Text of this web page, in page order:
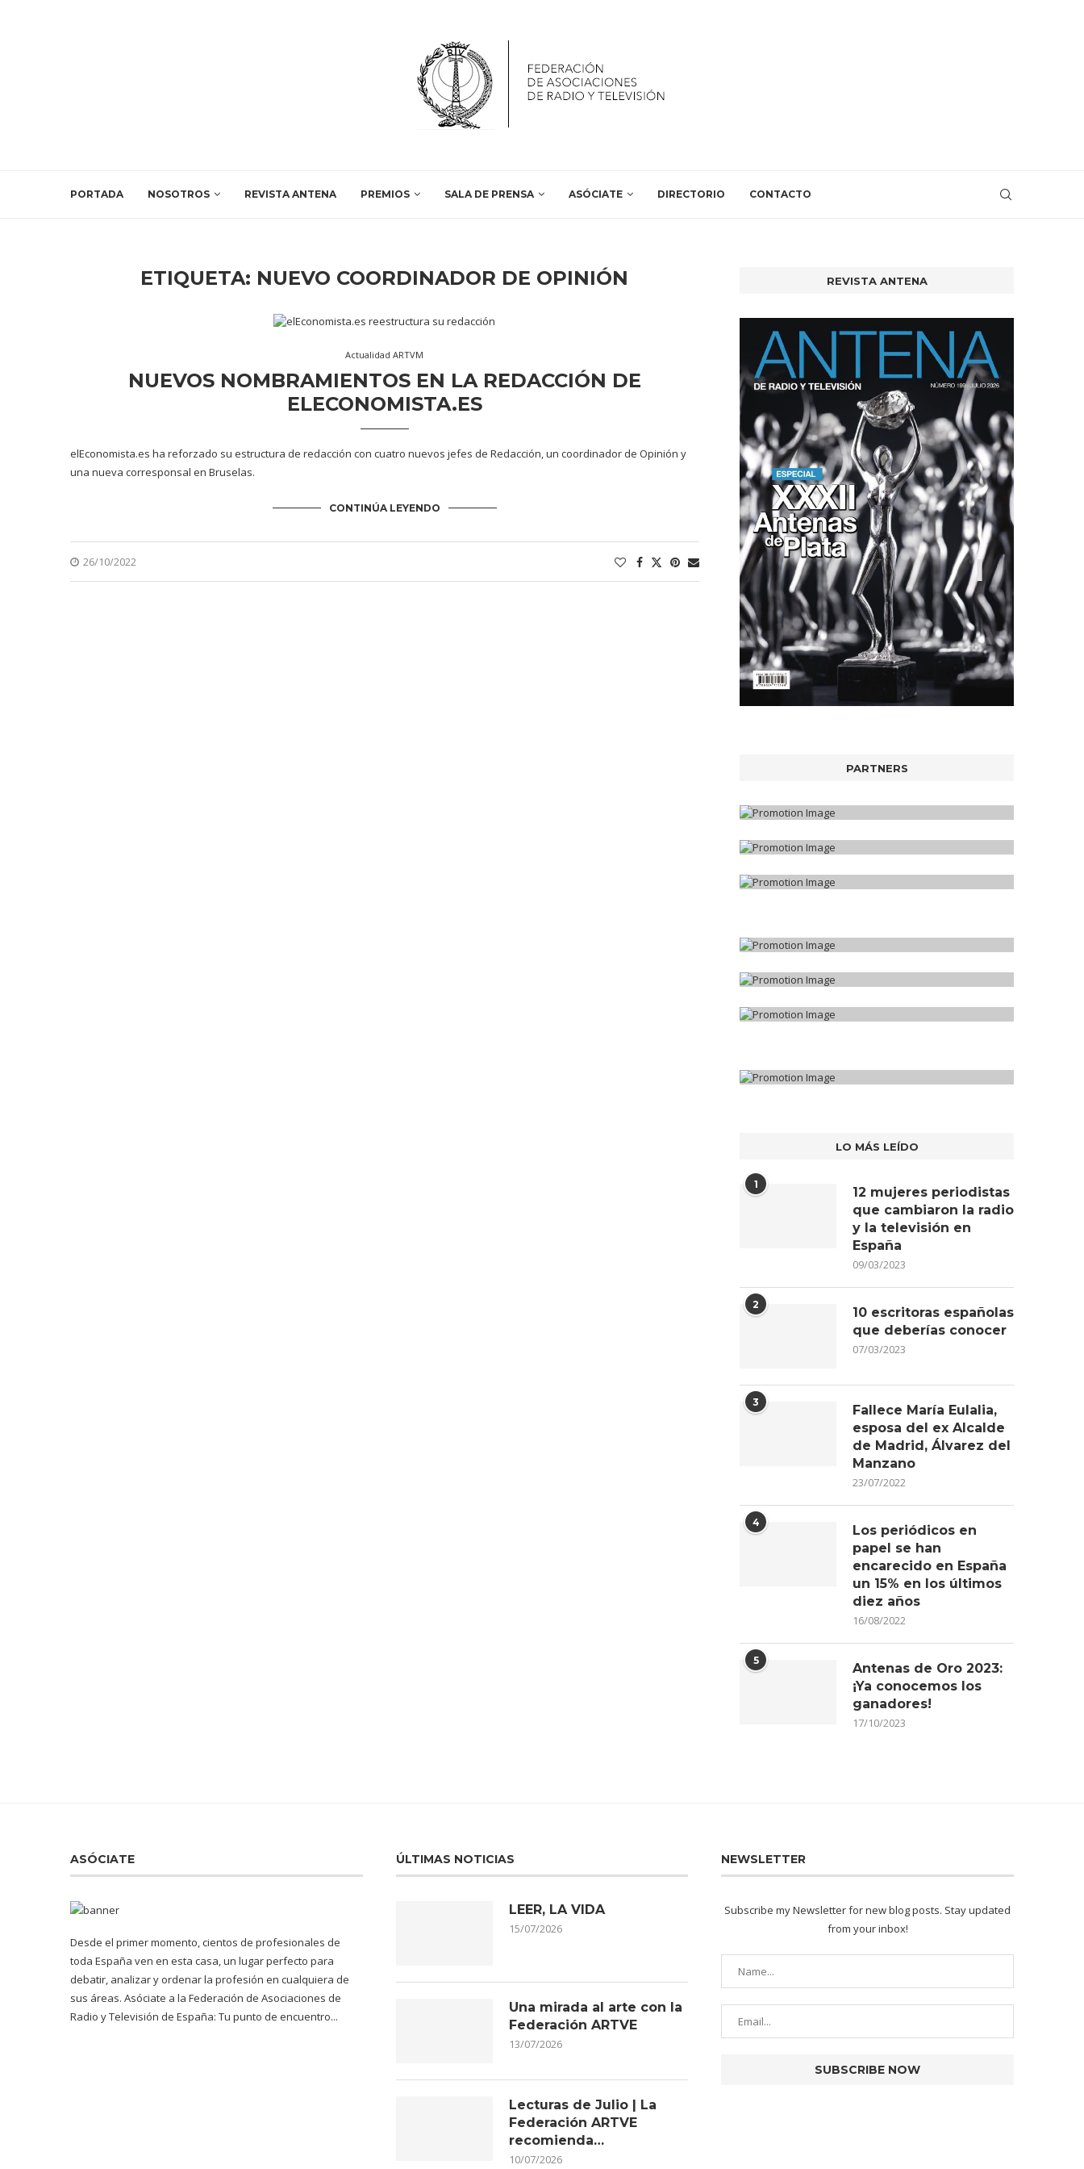
PORTADA NOSOTROS REVISTA ANTENA PREMIOS SALA DE PRENSA ASÓCIATE DIRECTORIO CONTACTO
ETIQUETA: NUEVO COORDINADOR DE OPINIÓN
Actualidad ARTVM
NUEVOS NOMBRAMIENTOS EN LA REDACCIÓN DE
ELECONOMISTA.ES
elEconomista.es ha reforzado su estructura de redacción con cuatro nuevos jefes de Redacción, un coordinador de Opinión y
una nueva corresponsal en Bruselas.
CONTINÚA LEYENDO
26/10/2022
REVISTA ANTENA
PARTNERS
LO MÁS LEÍDO
1
12 mujeres periodistas
que cambiaron la radio
y la televisión en
España
09/03/2023
2
10 escritoras españolas
que deberías conocer
07/03/2023
3
Fallece María Eulalia,
esposa del ex Alcalde
de Madrid, Álvarez del
Manzano
23/07/2022
4
Los periódicos en
papel se han
encarecido en España
un 15% en los últimos
diez años
16/08/2022
5
Antenas de Oro 2023:
¡Ya conocemos los
ganadores!
17/10/2023
ASÓCIATE
Desde el primer momento, cientos de profesionales de
toda España ven en esta casa, un lugar perfecto para
debatir, analizar y ordenar la profesión en cualquiera de
sus áreas. Asóciate a la Federación de Asociaciones de
Radio y Televisión de España: Tu punto de encuentro...
ÚLTIMAS NOTICIAS
LEER, LA VIDA
15/07/2026
Una mirada al arte con la
Federación ARTVE
13/07/2026
Lecturas de Julio | La
Federación ARTVE
recomienda…
10/07/2026
NEWSLETTER
Subscribe my Newsletter for new blog posts. Stay updated
from your inbox!